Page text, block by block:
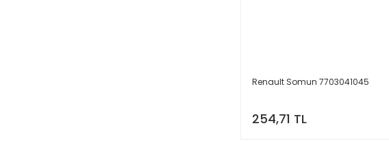
Renault Somun 7703041045
254,71 TL